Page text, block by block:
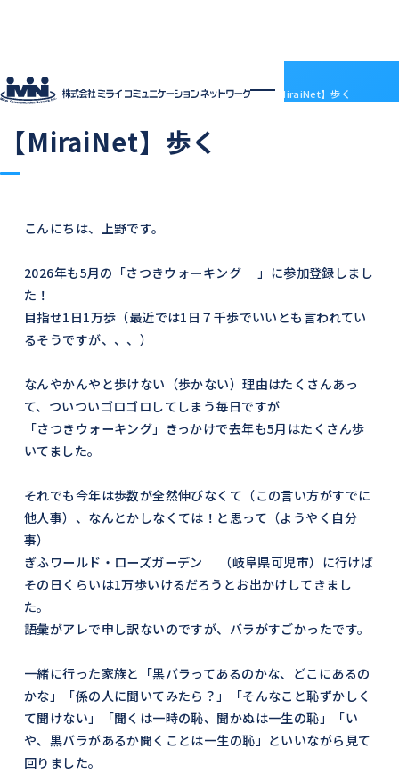
企業情報
企業情報トップ
会社概要
部門紹介
サービス
ドメインセンター
Mirai DC
BSN(ミライ・ビジネスサポートネットワーク)
ミライネット
七宗町光インターネットサービス
受発注管理アプリ「惣菜EX」
国際標準デジタルインボイス対応「PeppoLink」
ABOUT MIRAI
アクセス
お知らせ
お問い合わせ
プロバイダー・レンタルサーバー代理店
契約約款
社員ブログ
HOME 社員ブログ 【MiraiNet】歩く
【MiraiNet】歩く
こんにちは、上野です。
2026年も5月の「さつきウォーキング
」に参加登録しまし
た！
目指せ1日1万歩（最近では1日７千歩でいいとも言われてい
るそうですが、、、）
なんやかんやと歩けない（歩かない）理由はたくさんあっ
て、ついついゴロゴロしてしまう毎日ですが
「さつきウォーキング」きっかけで去年も5月はたくさん歩
いてました。
それでも今年は歩数が全然伸びなくて（この言い方がすでに
他人事）、なんとかしなくては！と思って（ようやく自分
事）
ぎふワールド・ローズガーデン
（岐阜県可児市）に行けば
その日くらいは1万歩いけるだろうとお出かけしてきまし
た。
語彙がアレで申し訳ないのですが、バラがすごかったです。
一緒に行った家族と「黒バラってあるのかな、どこにあるの
かな」「係の人に聞いてみたら？」「そんなこと恥ずかしく
て聞けない」「聞くは一時の恥、聞かぬは一生の恥」「い
や、黒バラがあるか聞くことは一生の恥」といいながら見て
回りました。